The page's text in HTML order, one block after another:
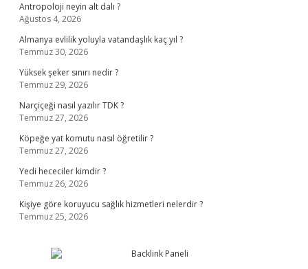
Antropoloji neyin alt dalı ?
Ağustos 4, 2026
Almanya evlilik yoluyla vatandaşlık kaç yıl ?
Temmuz 30, 2026
Yüksek şeker sınırı nedir ?
Temmuz 29, 2026
Narçiçeği nasıl yazılır TDK ?
Temmuz 27, 2026
Köpeğe yat komutu nasıl öğretilir ?
Temmuz 27, 2026
Yedi hececiler kimdir ?
Temmuz 26, 2026
Kişiye göre koruyucu sağlık hizmetleri nelerdir ?
Temmuz 25, 2026